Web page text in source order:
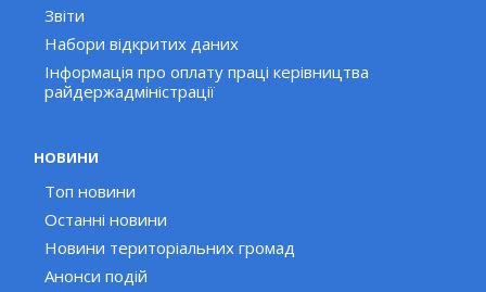
Звіти
Набори відкритих даних
Інформація про оплату праці керівництва
райдержадміністрації
НОВИНИ
Топ новини
Останні новини
Новини територіальних громад
Анонси подій